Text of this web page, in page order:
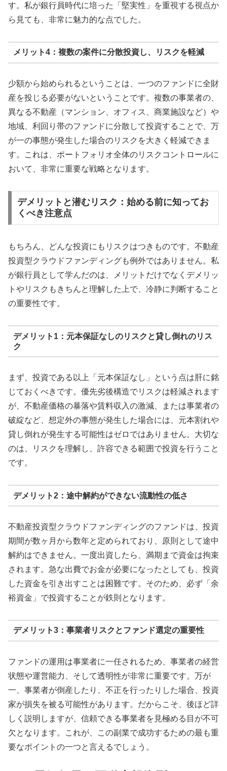
す。私が銀行員時代に培った「堅実性」を重視する視点か
ら見ても、非常に魅力的な点でした。
メリット4：複数の案件に分散投資し、リスクを軽減
少額から始められるということは、一つのファンドに全財
産を投じる必要がないということです。複数の事業者の、
異なる不動産（マンション、オフィス、商業施設など）や
地域、利回り帯のファンドに分散して投資することで、万
が一の事態が発生した場合のリスクを大きく軽減できま
す。これは、ポートフォリオ全体のリスクコントロールに
おいて、非常に重要な戦略となります。
デメリットと潜むリスク：始める前に知ってお
くべき注意点
もちろん、どんな投資にもリスクはつきものです。不動産
投資型クラウドファンディングも例外ではありません。私
が銀行員として学んだのは、メリットだけでなくデメリッ
トやリスクもきちんと理解した上で、冷静に判断すること
の重要性です。
デメリット1：元本保証なしのリスクと貸し倒れのリス
ク
まず、投資である以上「元本保証なし」という点は肝に銘
じておくべきです。優先劣後構造でリスクは軽減されます
が、不動産価格の暴落や賃料収入の激減、または事業者の
破綻など、想定外の事態が発生した場合には、元本割れや
貸し倒れが発生する可能性はゼロではありません。大切な
のは、リスクを理解し、許容できる範囲で投資を行うこと
です。
デメリット2：途中解約ができない流動性の低さ
不動産投資型クラウドファンディングのファンドは、投資
期間が数ヶ月から数年と定められており、原則として途中
解約はできません。一度出資したら、満期まで資金は拘束
されます。急な出費でお金が必要になったとしても、投資
した資金を引き出すことは困難です。そのため、必ず「余
裕資金」で投資することが鉄則となります。
デメリット3：事業者リスクとファンド選定の重要性
ファンドの運用は事業者に一任されるため、事業者の経営
状態や運営能力、そして透明性が非常に重要です。万が
一、事業者が倒産したり、不正を行ったりした場合、投資
家が損失を被る可能性があります。だからこそ、後ほど詳
しく説明しますが、信頼できる事業者を見極める目が不可
欠となります。これが、この副業で成功するための最も重
要なポイントの一つと言えるでしょう。